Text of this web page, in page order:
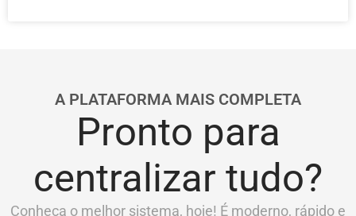
A PLATAFORMA MAIS COMPLETA
Pronto para
centralizar tudo?
Conheça o melhor sistema, hoje! É moderno, rápido e